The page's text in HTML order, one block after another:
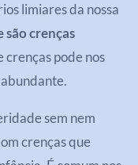
limiares da nossa
são crenças
crenças pode nos
sem nem
crenças que